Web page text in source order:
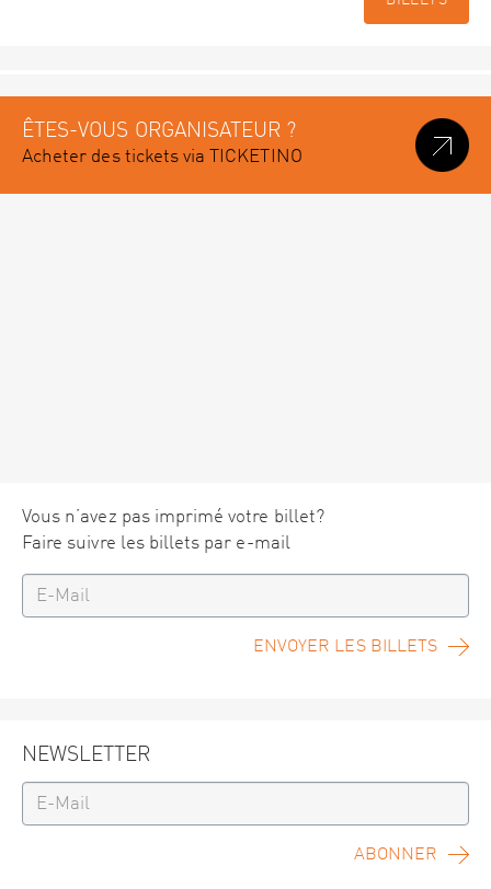
ÊTES-VOUS ORGANISATEUR ?
Acheter des tickets via TICKETINO
Vous n’avez pas imprimé votre billet?
Faire suivre les billets par e-mail
ENVOYER LES BILLETS
NEWSLETTER
ABONNER